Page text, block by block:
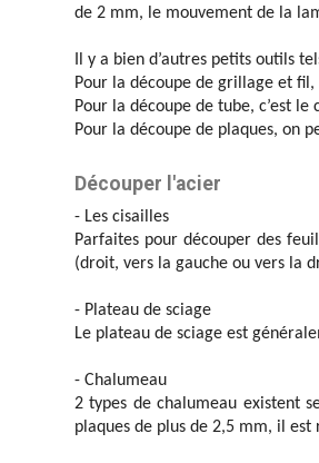
de 2 mm, le mouvement de la
Il y a bien d’autres petits outils
Pour la découpe de grillage et
Pour la découpe de tube, c’est
Pour la découpe de plaques, on
Découper l'acier
- Les cisailles
Parfaites pour découper des
(droit, vers la gauche ou vers la
- Plateau de sciage
Le plateau de sciage est
- Chalumeau
2 types de chalumeau existent
plaques de plus de 2,5 mm, il